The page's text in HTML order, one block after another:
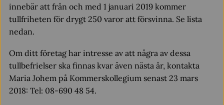
innebär att från och med 1 januari 2019 kommer
tullfriheten för drygt 250 varor att försvinna. Se lista
nedan.
Om ditt företag har intresse av att några av dessa
tullbefrielser ska finnas kvar även nästa år, kontakta
Maria Johem på Kommerskollegium senast 23 mars
2018: Tel: 08-690 48 54.